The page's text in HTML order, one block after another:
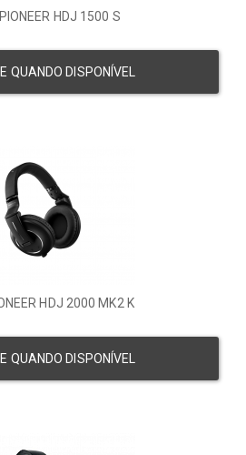
HDJ 1500 S
QUANDO DISPONÍVEL
HDJ 2000 MK2 K
QUANDO DISPONÍVEL